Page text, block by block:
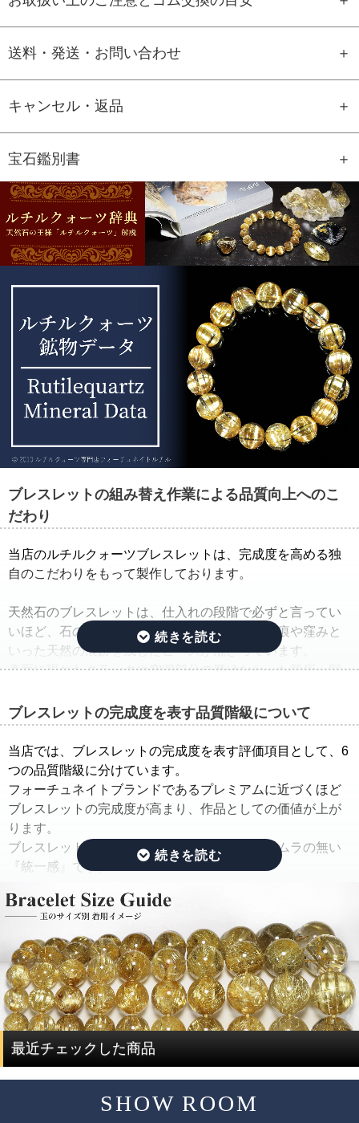
送料・発送・お問い合わせ
キャンセル・返品
宝石鑑別書
GEM REPORT
ご注文商品の宝石鑑別書をご用意す
ることもできます。
ブレスレットの組み替え作業による品質向上へのこ
だわり
当店のルチルクォーツブレスレットは、完成度を高める独
自のこだわりをもって製作しております。
天然石のブレスレットは、仕入れの段階で必ずと言ってい
いほど、石の品質のバラつきが生じ、クラック痕や窪みと
いった天然の痕跡を残したビーズが混ざっています。
表面に現れたクラックや空洞部分の磨けなかった箇所、部
ばれています。
そこで当店では、ルチルクォーツブレスレットを仕入れた
ままの状態でご紹介するのではなく、手間ひまをかけた
「組み替え作業」を行っています。
この作業では、ルチルのタイプ(ルチルの入り方、ルチルの
太さ、ルチルの色味、ルチルの内包量)と、水晶の透明度を
できる限り揃えるように努めています。
限り取り除き、ブレスレットを組み直すことで、製品とし
ての品質を大幅に高めています。
通常、この組み替え作業を行うには、同じサイズ、同じ品
質のブレスレットを複数用意する必要があり、費用がかさ
んでしまい容易なことではありません。
ですが、ルチルクォーツに特化した専門店だからこそ、一
サイズ毎に本数も揃うことで、この組み替え作業を可能と
ただし、希少性の高いルチルクォーツは、仕入れのチャン
ブレスレットの完成度を表す品質階級について
当店では、ブレスレットの完成度を表す評価項目として、6
つの品質階級に分けています。
フォーチュネイトブランドであるプレミアムに近づくほど
ブレスレットの完成度が高まり、作品としての価値が上が
ります。
ブレスレットの完成度を決める基準は、品質にムラの無い
『統一感』です。
その統一感とは何かをご説明したいと思います。
ルチルクォーツは、水晶にルチルが内包されている鉱物で
す。
ルチルクォーツを評価する際には、ルチルと水晶で分けて
評価する必要があります。
ルチルクォーツの評価は、「ルチル」「水晶」の2つの要素
で決まります。
基準となる評価ポイント
最近チェックした商品
SHOW ROOM